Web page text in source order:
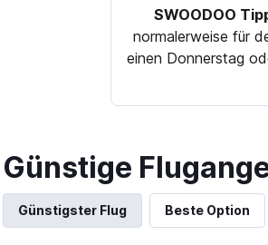
SWOODOO
normalerweise für
einen Donnerstag
Günstige
Günstigster Flug Beste Option